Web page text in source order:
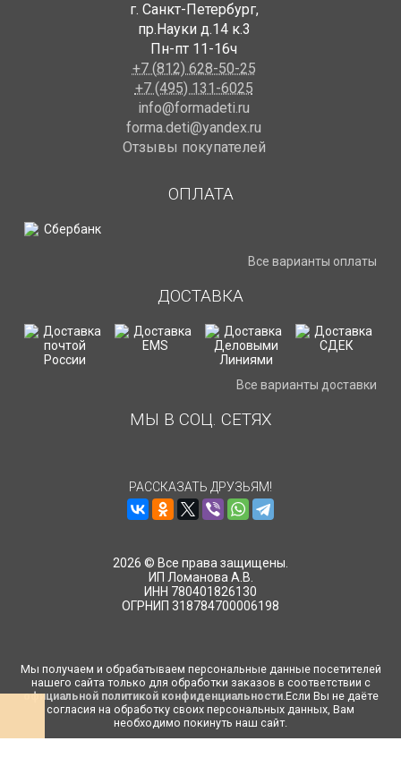
г. Санкт-Петербург,
пр.Науки д.14 к.3
Пн-пт 11-16ч
+7 (812) 628-50-25
+7 (495) 131-6025
info@formadeti.ru
forma.deti@yandex.ru
Отзывы покупателей
ОПЛАТА
Все варианты оплаты
ДОСТАВКА
Все варианты доставки
МЫ В СОЦ. СЕТЯХ
РАССКАЗАТЬ ДРУЗЬЯМ!
2026 © Все права защищены.
ИП Ломанова А.В.
ИНН 780401826130
ОГРНИП 318784700006198
Мы получаем и обрабатываем персональные данные посетителей
нашего сайта только для обработки заказов в соответствии с
официальной политикой конфиденциальности.Если Вы не даёте
согласия на обработку своих персональных данных, Вам
необходимо покинуть наш сайт.